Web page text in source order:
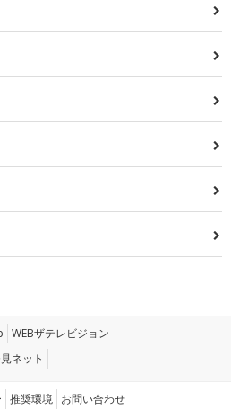
WEBザテレビジョン
ネット
推奨環境 お問い合わせ